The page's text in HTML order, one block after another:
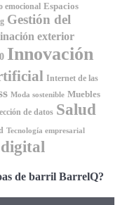
Espacios
Gestión del
exterior
Innovación
Internet de las
Moda sostenible Muebles
de datos Salud
Tecnología empresarial
de barril BarrelQ?